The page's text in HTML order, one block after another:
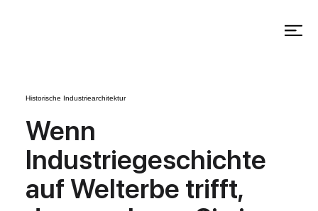
Historische Industriearchitektur
Wenn
Industriegeschichte
auf Welterbe trifft,